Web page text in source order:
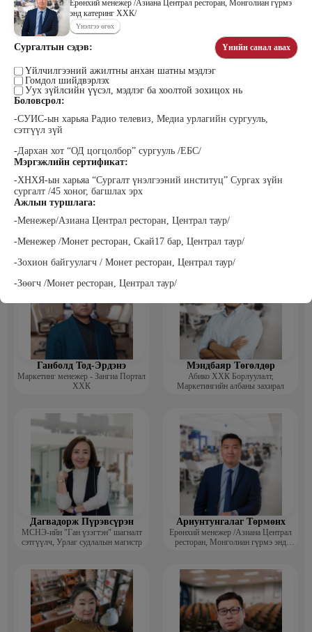
Ерөнхий менежер /Азиана Централ ресторан, Монголиан гүрмэ
энд катеринг ХХК/
Үнэлгээ өгөх
Сургалтын сэдэв: Үнийн санал авах
Үйлчилгээний ажилтны анхан шатны мэдлэг
Гомдол шийдвэрлэх
Уух зүйлсийн үүсэл, мэдлэг ба хоолтой зохицох нь
Боловсрол:
-СУИС-ын харьяа Радио телевиз, Медиа урлагийн сургууль,
сэтгүүл зүй
-Дархан хот “ОД цогцолбор” сургууль /ЕБС/
Мэргэжлийн сертификат:
-ХНХЯ-ын харьяа “Сургалт үнэлгээний институц” Сургах зүйн
сургалт /45 хоног, багшлах эрх
Ажлын туршлага:
-Менежер/Азиана Централ ресторан, Централ таур/
-Менежер /Монет ресторан, Скай17 бар, Централ таур/
-Зохион байгуулагч / Монет ресторан, Централ таур/
-Зөөгч /Монет ресторан, Централ таур/
Цэдэндамба Нарантуяа
Захирал
Бээжин Солонгоо
гүйцэтгэх захирал, Манлайллын
сэтгэлзүйч
Уранбор Сэмбэрүү
Прус Центр ХХК-ийн Хяналт
ISO4500; ISO9001 нэгдсэн
тогтолцооны хэрэгжүүлэгч
Болор Үйлсийн Үндэс ТББ-ийн
карьер сургалтын төвийн нийгмийн
ажилтан, сургагч багш
Ганболд Тод-Эрдэнэ
Маркетинг менежер - Зангиа Портал
ХХК
Мэндбаяр Төгөлдөр
Абико ХХК Борлуулалт,
Маркетингийн албаны захирал
Дагвадорж Пүрэвсүрэн
МСНЭ-ийн "Ган үзэгтэн" шагналт
сэтгүүлч, Урлаг судлалын магистр
Ариунтунгалаг Төрмөнх
Ерөнхий менежер /Азиана Централ
ресторан, Монголиан гүрмэ энд